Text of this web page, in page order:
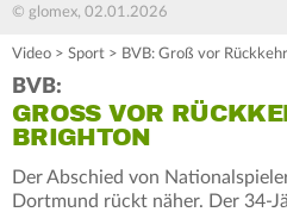
© glomex, 02.01.2026
Video > Sport > BVB: Groß vor
BVB:
GROSS VOR
RIGHTON
Der Abschied von
Dortmund rückt näher. Der 34-